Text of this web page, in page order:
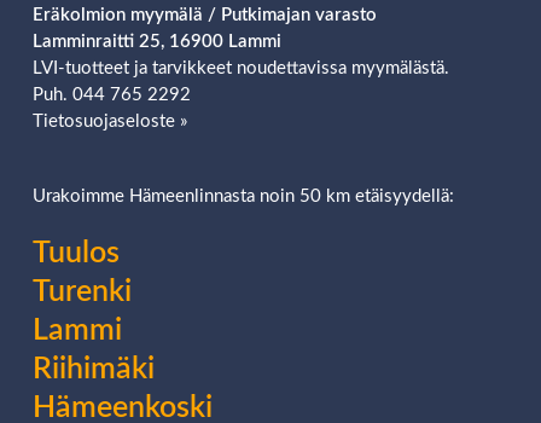
Eräkolmionmyymälä / Putkimajan varasto
Lamminraitti 25, 16900 Lammi
LVI-tuotteet ja tarvikkeet noudettavissa myymälästä.
Puh. 044 765 2292
Tietosuojaseloste »
Urakoimme Hämeenlinnasta noin 50 km etäisyydellä:
Tuulos
Turenki
Lammi
Riihimäki
Hämeenkoski